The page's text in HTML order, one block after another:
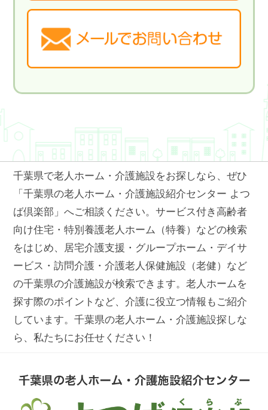
千葉県で老人ホーム・介護施設をお探しなら、ぜひ
「千葉県の老人ホーム・介護施設紹介センター よつ
ば倶楽部」へご相談ください。サービス付き高齢者
向け住宅・特別養護老人ホーム（特養）などの検索
をはじめ、居宅介護支援・グループホーム・デイサ
ービス・訪問介護・介護老人保健施設（老健）など
の千葉県の介護施設が検索できます。老人ホームを
探す際のポイントなど、介護に役立つ情報もご紹介
しています。千葉県の老人ホーム・介護施設探しな
ら、私たちにお任せください！